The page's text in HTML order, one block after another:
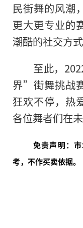
民街舞的风潮
更大更专业的
潮酷的社交方
至此，
界”街舞挑战
狂欢不停，热
各位舞者们在
免责声明：
考，不作买卖依据。